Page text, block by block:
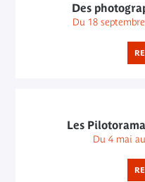
Des
Du 18
Les
Du 4 mai